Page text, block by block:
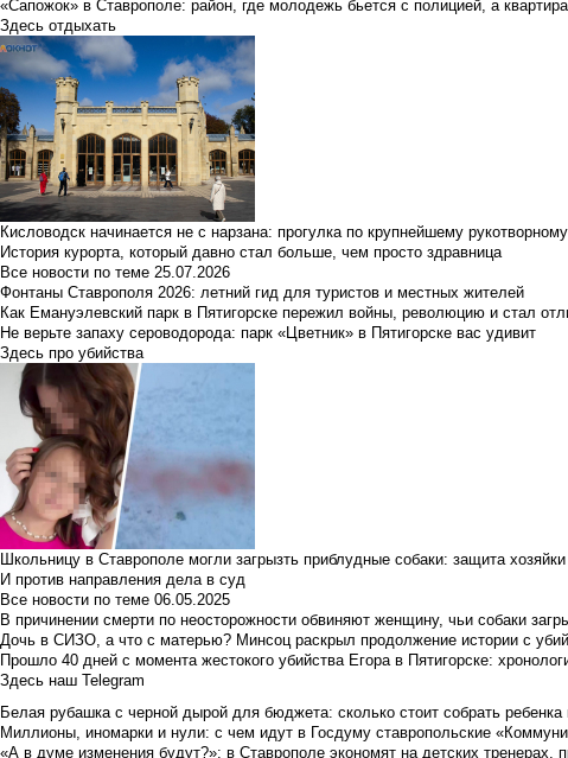
«Сапожок» в Ставрополе: район, где молодежь бьется с полицией, а
Здесь отдыхать
Кисловодск начинается не с нарзана: прогулка по крупнейшему
История курорта, который давно стал больше, чем просто здравница
Все новости по теме 25.07.2026
Фонтаны Ставрополя 2026: летний гид для туристов и местных жителей
Как Емануэлевский парк в Пятигорске пережил войны, революцию и стал
Не верьте запаху сероводорода: парк «Цветник» в Пятигорске вас удивит
Здесь про убийства
Школьницу в Ставрополе могли загрызть приблудные собаки: защита
И против направления дела в суд
Все новости по теме 06.05.2025
В причинении смерти по неосторожности обвиняют женщину, чьи собаки
Дочь в СИЗО, а что с матерью? Минсоц раскрыл продолжение истории с
Прошло 40 дней с момента жестокого убийства Егора в Пятигорске:
Здесь наш Telegram
Белая рубашка с черной дырой для бюджета: сколько стоит собрать
Миллионы, иномарки и нули: с чем идут в Госдуму ставропольские
«А в думе изменения будут?»: в Ставрополе экономят на детских тренерах,